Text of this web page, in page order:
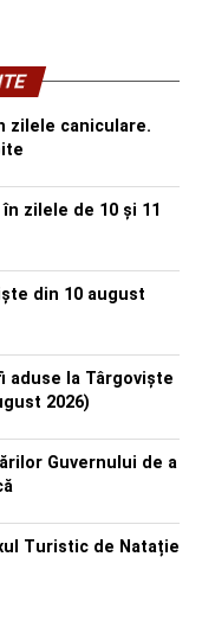
zilele caniculare.
zilele de 10 și 11
din 10 august
aduse la Târgoviște
2026)
Guvernului de a
Turistic de Natație